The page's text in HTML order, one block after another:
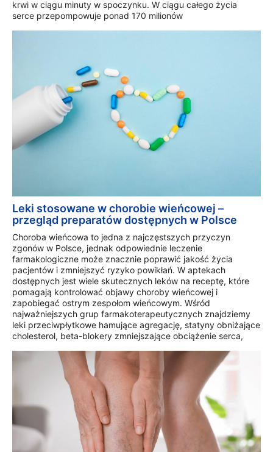
krwi w ciągu minuty w spoczynku. W ciągu całego życia
serce przepompowuje ponad 170 milionów
Leki stosowane w chorobie wieńcowej –
przegląd preparatów dostępnych w Polsce
Choroba wieńcowa to jedna z najczęstszych przyczyn
zgonów w Polsce, jednak odpowiednie leczenie
farmakologiczne może znacznie poprawić jakość życia
pacjentów i zmniejszyć ryzyko powikłań. W aptekach
dostępnych jest wiele skutecznych leków na receptę, które
pomagają kontrolować objawy choroby wieńcowej i
zapobiegać ostrym zespołom wieńcowym. Wśród
najważniejszych grup farmakoterapeutycznych znajdziemy
leki przeciwpłytkowe hamujące agregację, statyny obniżające
cholesterol, beta-blokery zmniejszające obciążenie serca,